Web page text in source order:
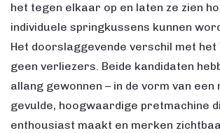
het tegen elkaar op en laten ze zien
individuele springkussens kunnen
Het doorslaggevende verschil met het
geen verliezers. Beide kandidaten
allang gewonnen – in de vorm van een
gevulde, hoogwaardige pretmachine
enthousiast maakt en merken